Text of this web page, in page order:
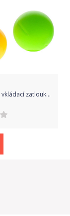
Baby kostka vkládací zatloukačka 13cm s kostkami a kladívkem 2v1 pro miminko